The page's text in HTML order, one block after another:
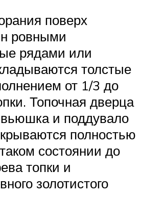
поверх
ровными
рядами или
толстые
от 1/3 до
Топочная дверца
и поддувало
полностью
состоянии до
топки и
золотистого